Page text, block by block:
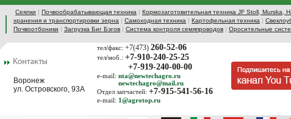
Сеялки | Почвообрабатывающая техника | Кормозаготовительная техника JF Stoll, Murska,
хранения и транспортировки зерна | Самоходная техника | Картофельная техника |
Почвоотбоники | Загрузка Биг Бэгов | Система контроля семяпроводов | Оросительные
Воронеж
ул. Островского, 93А
тел/факс: +7(473) 260-52-06
тел/моб.: +7-910-240-25-25
+7-919-240-00-00
e-mail: nta@newtechagro.ru
newtechagro@mail.ru
Отдел запчастей: +7-915-541-56-16
e-mail: 1@agrotop.ru